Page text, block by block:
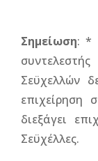
Σημείωση: *
Σεϋχελλών
επιχείρηση
διεξάγει
Σεϋχέλλες.